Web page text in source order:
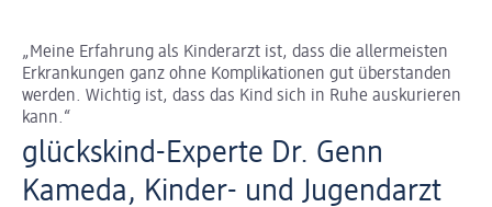
„Meine Erfahrung als Kinderarzt ist, dass die allermeisten
Erkrankungen ganz ohne Komplikationen gut überstanden
werden. Wichtig ist, dass das Kind sich in Ruhe auskurieren
kann.“
glückskind-Experte Dr. Genn
Kameda, Kinder- und Jugendarzt